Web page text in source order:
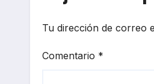
Tu dirección de correo
Comentario *